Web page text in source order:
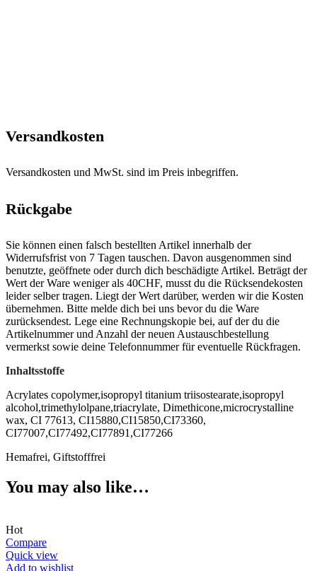
Versandkosten
Versandkosten und MwSt. sind im Preis inbegriffen.
Rückgabe
Sie können einen falsch bestellten Artikel innerhalb der
Widerrufsfrist von 7 Tagen tauschen. Davon ausgenommen sind
benutzte, geöffnete oder durch dich beschädigte Artikel. Beträgt der
Wert der Ware weniger als 40CHF, musst du die Rücksendekosten
leider selber tragen. Liegt der Wert darüber, werden wir die Kosten
übernehmen. Bitte melde dich bei uns bevor du die Ware
zurücksendest. Lege eine Rechnungskopie bei, auf der du die
Artikelnummer und Anzahl der neuen Austauschbestellung
vermerkst sowie deine Telefonnummer für eventuelle Rückfragen.
Inhaltsstoffe
Acrylates copolymer,isopropyl titanium triisostearate,isopropyl
alcohol,trimethylolpane,triacrylate, Dimethicone,microcrystalline
wax, CI 77613, CI15880,CI15850,CI73360,
CI77007,CI77492,CI77891,CI77266
Hemafrei, Giftstofffrei
You may also like…
Hot
Compare
Quick view
Add to wishlist